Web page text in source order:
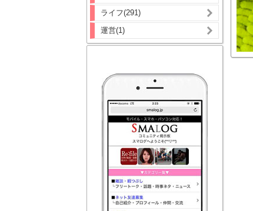
ライフ(291)
運営(1)